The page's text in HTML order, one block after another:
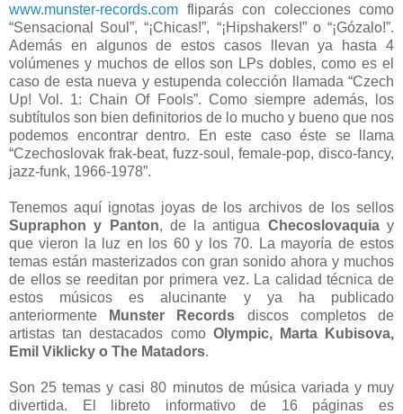
www.munster-records.com fliparás con colecciones como
“Sensacional Soul”, “¡Chicas!”, “¡Hipshakers!” o “¡Gózalo!”.
Además en algunos de estos casos llevan ya hasta 4
volúmenes y muchos de ellos son LPs dobles, como es el
caso de esta nueva y estupenda colección llamada “Czech
Up! Vol. 1: Chain Of Fools”. Como siempre además, los
subtítulos son bien definitorios de lo mucho y bueno que nos
podemos encontrar dentro. En este caso éste se llama
“Czechoslovak frak-beat, fuzz-soul, female-pop, disco-fancy,
jazz-funk, 1966-1978”.
Tenemos aquí ignotas joyas de los archivos de los sellos
Supraphon y Panton, de la antigua Checoslovaquiay
que vieron la luz en los 60 y los 70. La mayoría de estos
temas están masterizados con gran sonido ahora y muchos
de ellos se reeditan por primera vez. La calidad técnica de
estos músicos es alucinante y ya ha publicado
anteriormente
Munster Records discos completos de
artistas tan destacados como Olympic, Marta Kubisova,
Emil Viklicky o The Matadors.
Son 25 temas y casi 80 minutos de música variada y muy
divertida. El libreto informativo de 16 páginas es